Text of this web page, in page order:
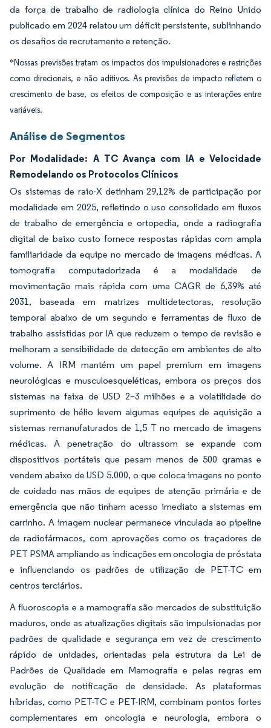
da força de trabalho de radiologia clínica do Reino Unido
publicado em 2024 relatou um déficit persistente, sublinhando
os desafios de recrutamento e retenção.
*Nossas previsões tratam os impactos dos impulsionadores e restrições
como direcionais, e não aditivos. As previsões de impacto refletem o
crescimento de base, os efeitos de composição e as interações entre
variáveis.
Análise de Segmentos
Por Modalidade: A TC Avança com IA e Velocidade
Remodelando os Protocolos Clínicos
Os sistemas de raio-X detinham 29,12% de participação por
modalidade em 2025, refletindo o uso consolidado em fluxos
de trabalho de emergência e ortopedia, onde a radiografia
digital de baixo custo fornece respostas rápidas com ampla
familiaridade da equipe no mercado de imagens médicas. A
tomografia computadorizada é a modalidade de
movimentação mais rápida com uma CAGR de 6,39% até
2031, baseada em matrizes multidetectoras, resolução
temporal abaixo de um segundo e ferramentas de fluxo de
trabalho assistidas por IA que reduzem o tempo de revisão e
melhoram a sensibilidade de detecção em ambientes de alto
volume. A IRM mantém um papel premium em imagens
neurológicas e musculoesqueléticas, embora os preços dos
sistemas na faixa de USD 2–3 milhões e a volatilidade do
suprimento de hélio levem algumas equipes de aquisição a
sistemas remanufaturados de 1,5 T no mercado de imagens
médicas. A penetração do ultrassom se expande com
dispositivos portáteis que pesam menos de 500 gramas e
vendem abaixo de USD 5.000, o que coloca imagens no ponto
de cuidado nas mãos de equipes de atenção primária e de
emergência que não tinham acesso imediato a sistemas em
carrinho. A imagem nuclear permanece vinculada ao pipeline
de radiofármacos, com aprovações como os traçadores de
PET PSMA ampliando as indicações em oncologia de próstata
e influenciando os padrões de utilização de PET-TC em
centros terciários.
A fluoroscopia e a mamografia são mercados de substituição
maduros, onde as atualizações digitais são impulsionadas por
padrões de qualidade e segurança em vez de crescimento
rápido de unidades, orientadas pela estrutura da Lei de
Padrões de Qualidade em Mamografia e pelas regras em
evolução de notificação de densidade. As plataformas
híbridas, como PET-TC e PET-IRM, combinam pontos fortes
complementares em oncologia e neurologia, embora o